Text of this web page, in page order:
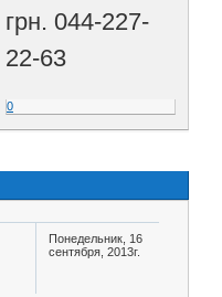
грн. 044-227-
22-63
0
Понедельник, 16
сентября, 2013г.